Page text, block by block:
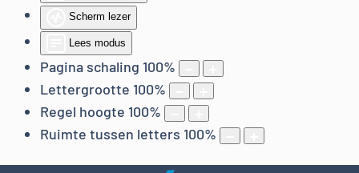
Scherm lezer
Lees modus
Pagina schaling 100%
Lettergrootte 100%
Regel hoogte 100%
Ruimte tussen letters 100%